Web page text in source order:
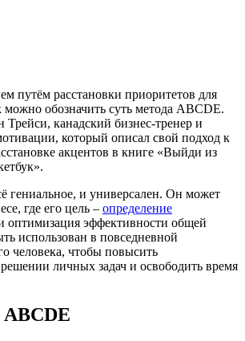
путём расстановки приоритетов для
можно обозначить суть метода ABCDE.
канадский бизнес-тренер и
который описал свой подход к
акцентов в книге «Выйди из
гениальное, и универсален. Он может
где его цель – определение
оптимизация эффективности общей
использован в повседневной
человека, чтобы повысить
личных задач и освободить время
ABCDE